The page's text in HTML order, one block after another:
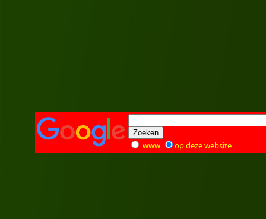
www op deze website